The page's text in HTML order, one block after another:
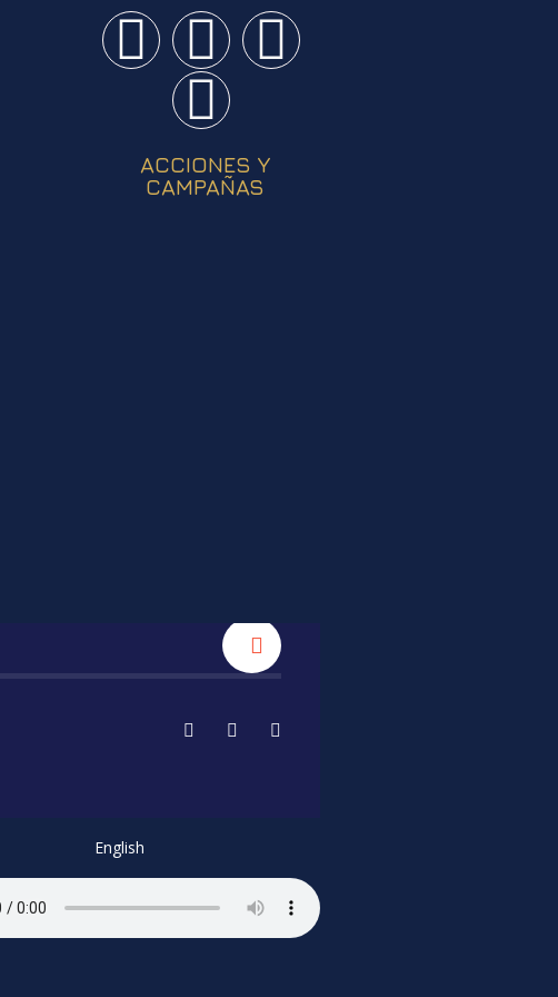
ACCIONES Y
CAMPAÑAS
English